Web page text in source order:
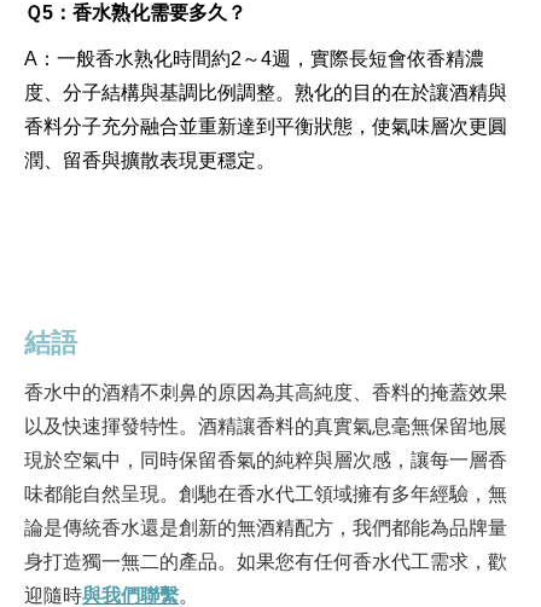
Ｑ5：香水熟化需要多久？
A ：一般香水熟化時間約2～4週，實際長短會依香精濃
度、分子結構與基調比例調整。熟化的目的在於讓酒精與
香料分子充分融合並重新達到平衡狀態，使氣味層次更圓
潤、留香與擴散表現更穩定。
結語
香水中的酒精不刺鼻的原因為其高純度、香料的掩蓋效果
以及快速揮發特性。酒精讓香料的真實氣息毫無保留地展
現於空氣中，同時保留香氣的純粹與層次感，讓每一層香
味都能自然呈現。創馳在香水代工領域擁有多年經驗，無
論是傳統香水還是創新的無酒精配方，我們都能為品牌量
身打造獨一無二的產品。如果您有任何香水代工需求，歡
迎隨時與我們聯繫。